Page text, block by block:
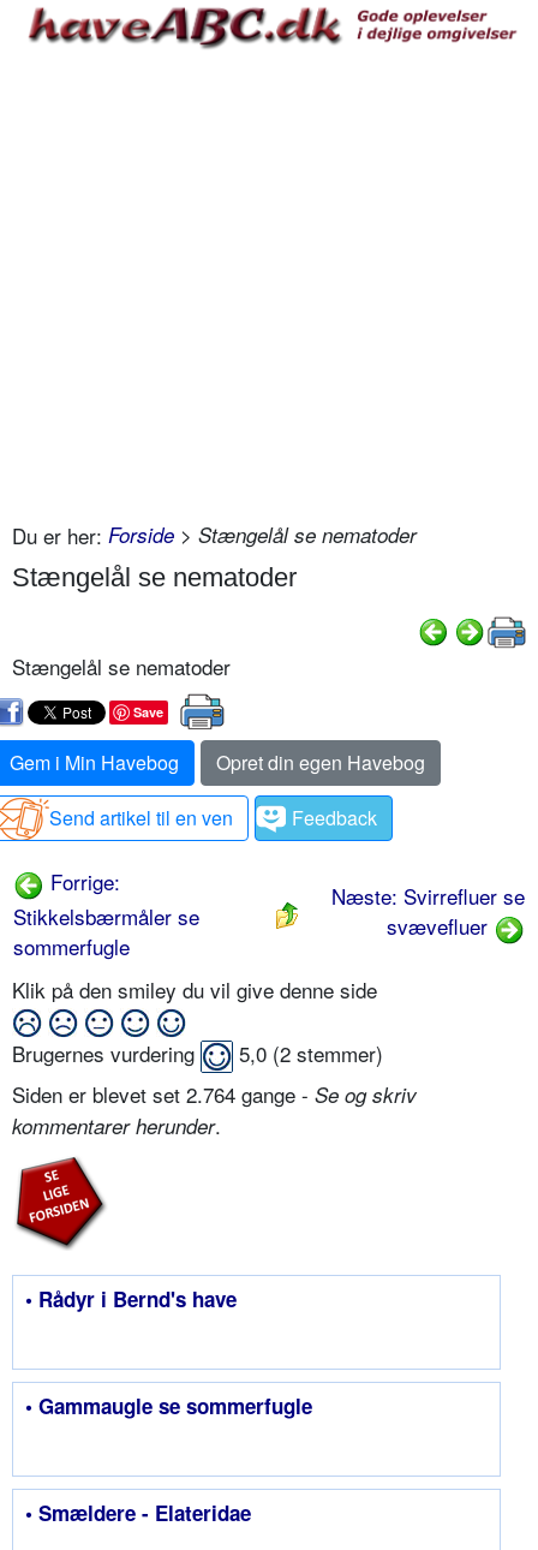
Du er her: Forside > Stængelål se nematoder
Stængelål se nematoder
Stængelål se nematoder
Save
Gem i Min Havebog
Opret din egen Havebog
Send artikel til en ven
Feedback
Forrige:
Stikkelsbærmåler se
sommerfugle
Næste: Svirrefluer se
svævefluer
Klik på den smiley du vil give denne side
Brugernes vurdering 5,0 (2 stemmer)
Siden er blevet set 2.764 gange - Se og skriv
kommentarer herunder.
• Rådyr i Bernd's have
• Gammaugle se sommerfugle
• Smældere - Elateridae